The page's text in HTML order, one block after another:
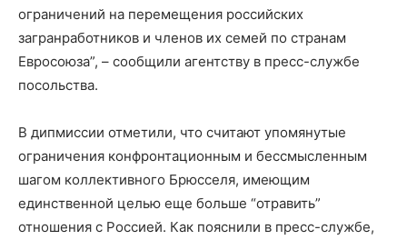
ограничений на перемещения российских
загранработников и членов их семей по странам
Евросоюза”, – сообщили агентству в пресс-службе
посольства.
В дипмиссии отметили, что считают упомянутые
ограничения конфронтационным и бессмысленным
шагом коллективного Брюсселя, имеющим
единственной целью еще больше “отравить”
отношения с Россией. Как пояснили в пресс-службе,